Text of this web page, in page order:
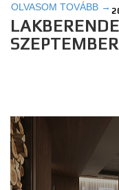
OLVASOM TOVÁBB →